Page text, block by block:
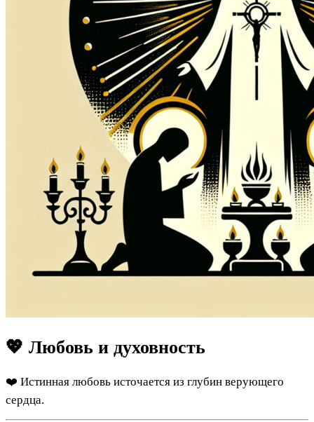
💖 Любовь и духовность
❤️ Истинная любовь источается из глубин верующего
сердца.